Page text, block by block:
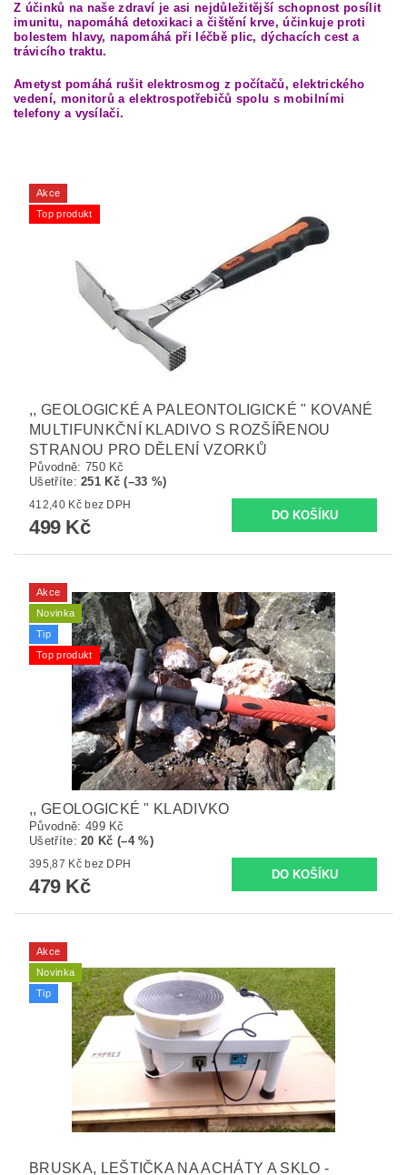
Z účinků na naše zdraví je asi nejdůležitější schopnost posílit
imunitu, napomáhá detoxikaci a čištění krve, účinkuje proti
bolestem hlavy, napomáhá při léčbě plic, dýchacích cest a
trávicího traktu.
Ametyst pomáhá rušit elektrosmog z počítačů, elektrického
vedení, monitorů a elektrospotřebičů spolu s mobilními
telefony a vysílači.
Akce
Top produkt
,, GEOLOGICKÉ A PALEONTOLIGICKÉ " KOVANÉ
MULTIFUNKČNÍ KLADIVO S ROZŠÍŘENOU
STRANOU PRO DĚLENÍ VZORKŮ
Původně: 750 Kč
Ušetříte:251 Kč (–33 %)
412,40 Kč bez DPH
499 Kč
Akce
Novinka
Tip
Top produkt
,, GEOLOGICKÉ " KLADIVKO
Původně: 499 Kč
Ušetříte:20 Kč (–4 %)
395,87 Kč bez DPH
479 Kč
Akce
Novinka
Tip
BRUSKA, LEŠTIČKA NA ACHÁTY A SKLO -